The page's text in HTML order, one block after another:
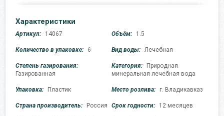
Характеристики
Артикул: 14067 Объём: 1.5
Количество в упаковке: 6 Вид воды: Лечебная
Степень газирования:
Газированная
Категория:
Природная
минеральная лечебная вода
Упаковка: Пластик Место розлива: г. Владикавказ
Страна производитель: Россия Срок годности: 12 месяцев